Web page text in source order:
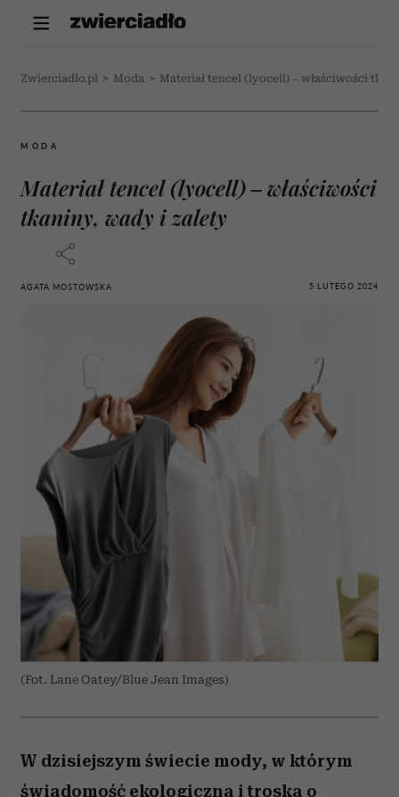
Zwierciadlo.pl > Moda > Materiał tencel (lyocell) – właściwości
MODA
Materiał tencel (lyocell) – właściwości
tkaniny, wady i zalety
AGATA MOSTOWSKA 5 LUTEGO 2024
(Fot. Lane Oatey/Blue Jean Images)
W dzisiejszym świecie mody, w którym
świadomość ekologiczna i troska o